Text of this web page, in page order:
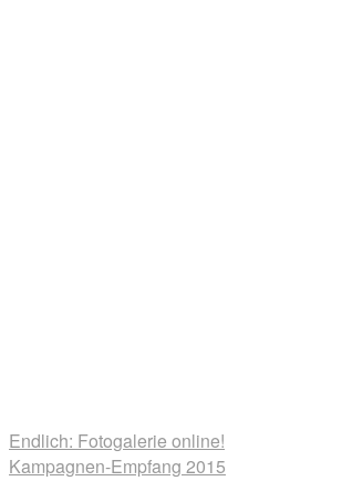
Endlich: Fotogalerie online!
Kampagnen-Empfang 2015